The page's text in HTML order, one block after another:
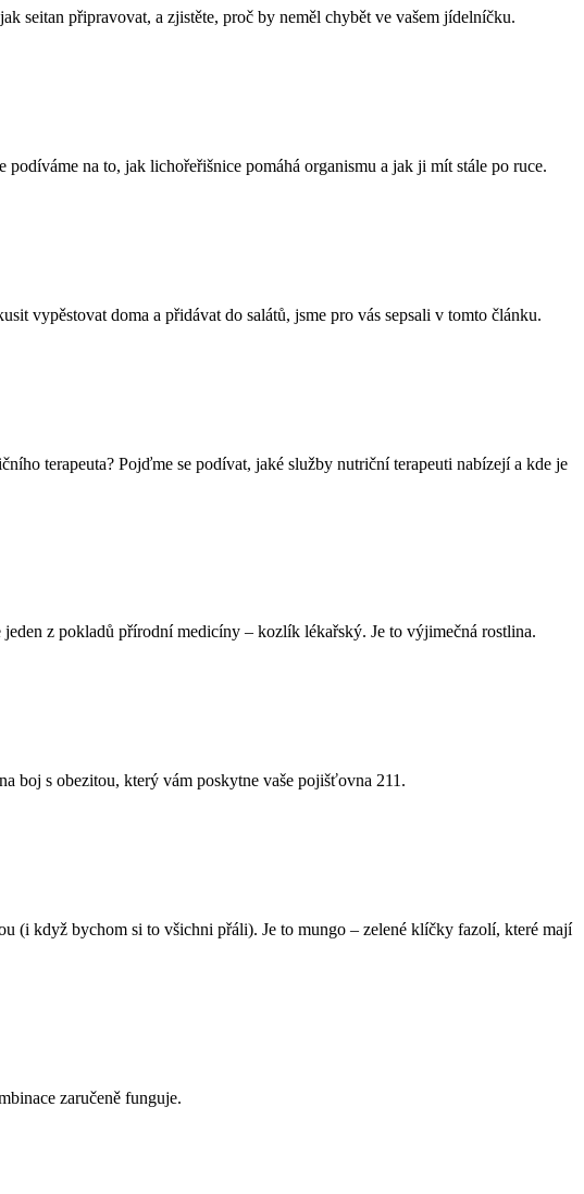
seitan připravovat, a zjistěte, proč by neměl chybět ve vašem jídelníčku.
na to, jak lichořeřišnice pomáhá organismu a jak ji mít stále po ruce.
vypěstovat doma a přidávat do salátů, jsme pro vás sepsali v tomto článku.
terapeuta? Pojďme se podívat, jaké služby nutriční terapeuti nabízejí a kde je
z pokladů přírodní medicíny – kozlík lékařský. Je to výjimečná rostlina.
boj s obezitou, který vám poskytne vaše pojišťovna 211.
(i když bychom si to všichni přáli). Je to mungo – zelené klíčky fazolí, které mají
zaručeně funguje.